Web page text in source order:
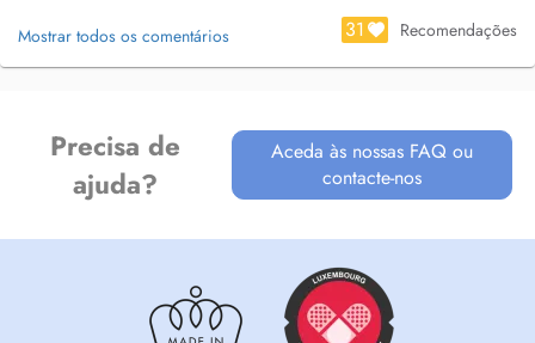
le plan de la santé bucco-dentaire que sur le plan esthétique. Chaque
consultation est pour moi loccasion daccompagner mes patients vers
un sourire sain, naturel et durable.
Mostrar todos os comentários 31 Recomendações
Precisa de
ajuda?
Aceda às nossas FAQ ou
contacte-nos